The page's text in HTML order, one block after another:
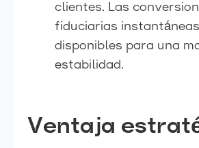
clientes. Las
fiduciarias
disponibles para una
estabilidad.
Ventaja